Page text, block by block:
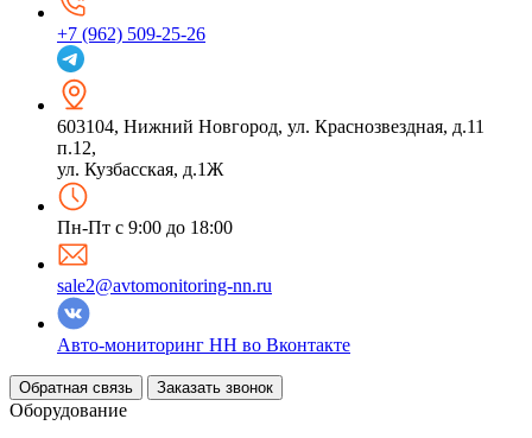
+7 (962) 509-25-26
603104, Нижний Новгород, ул. Краснозвездная, д.11
п.12,
ул. Кузбасская, д.1Ж
Пн-Пт с 9:00 до 18:00
sale2@avtomonitoring-nn.ru
Авто-мониторинг НН во Вконтакте
Обратная связь Заказать звонок
Оборудование